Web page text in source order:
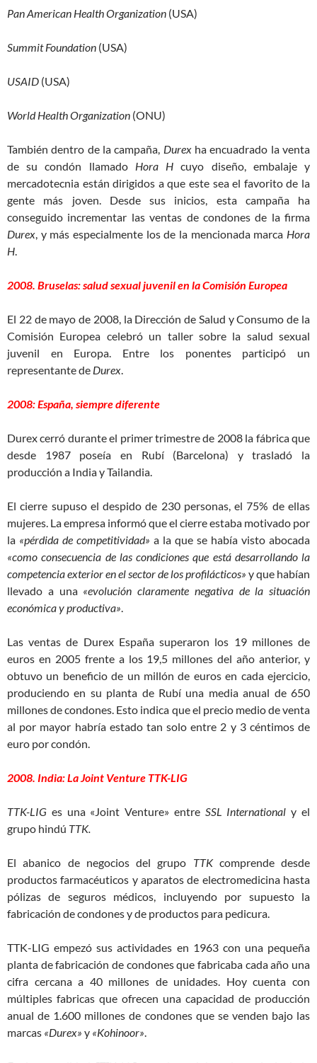
Pan American Health Organization (USA)
SummitFoundation (USA)
USAID (USA)
World Health Organization (ONU)
También dentro de la campaña, Durexha encuadrado la venta
de su condón llamado Hora H cuyo diseño, embalaje y
mercadotecnia están dirigidos a que este sea el favorito de la
gente más joven. Desde sus inicios, esta campaña ha
conseguido incrementar las ventas de condones de la firma
Durex, y más especialmente los de la mencionada marca Hora
H.
2008. Bruselas: salud sexual juvenil en la Comisión Europea
El 22 de mayo de 2008, la Dirección de Salud y Consumo de la
Comisión Europea celebró un taller sobre la salud sexual
juvenil en Europa. Entre los ponentes participó un
representante de Durex.
2008: España, siempre diferente
Durex cerró durante el primer trimestre de 2008 la fábrica que
desde 1987 poseía en Rubí (Barcelona) y trasladó la
producción a India y Tailandia.
El cierre supuso el despido de 230 personas, el 75% de ellas
mujeres. La empresa informó que el cierre estaba motivado por
la «pérdida de competitividad» a la que se había visto abocada
«como consecuencia de las condiciones que está desarrollando la
competencia exterior en el sector de los profilácticos» y que habían
llevado a una «evolución claramente negativa de la situación
económica y productiva».
Las ventas de Durex España superaron los 19 millones de
euros en 2005 frente a los 19,5 millones del año anterior, y
obtuvo un beneficio de un millón de euros en cada ejercicio,
produciendo en su planta de Rubí una media anual de 650
millones de condones. Esto indica que el precio medio de venta
al por mayor habría estado tan solo entre 2 y 3 céntimos de
euro por condón.
2008. India: La Joint Venture TTK-LIG
TTK-LIG es una «Joint Venture» entre SSL International y el
grupo hindú TTK.
El abanico de negocios del grupo TTKcomprende desde
productos farmacéuticos y aparatos de electromedicina hasta
pólizas de seguros médicos, incluyendo por supuesto la
fabricación de condones y de productos para pedicura.
TTK-LIG empezó sus actividades en 1963 con una pequeña
planta de fabricación de condones que fabricaba cada año una
cifra cercana a 40 millones de unidades. Hoy cuenta con
múltiples fabricas que ofrecen una capacidad de producción
anual de 1.600 millones de condones que se venden bajo las
marcas «Durex» y «Kohinoor».